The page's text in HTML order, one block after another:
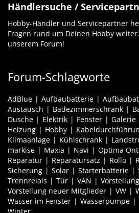
Händlersuche /
Hobby-Händler und Servicepartner
Fragen rund um Deinen Hobby
unserem Forum!
Forum-Schlagworte
AdBlue Aufbaubatterie
Austausch
Badezimmerschrank
Dusche
Elektrik Fenster Galerie
Heizung
Hobby
Klimaanlage
Kühlschrank
markise
Maxia Navi Optima
Reparatur
Reparatursatz Rollo
Sicherung
Solar Starterbatterie
Trennrelais
Tür VAN
Vorstellung
Vorstellung neuer Mitglieder
VW
Wasser im Fenster
Wasserpumpe